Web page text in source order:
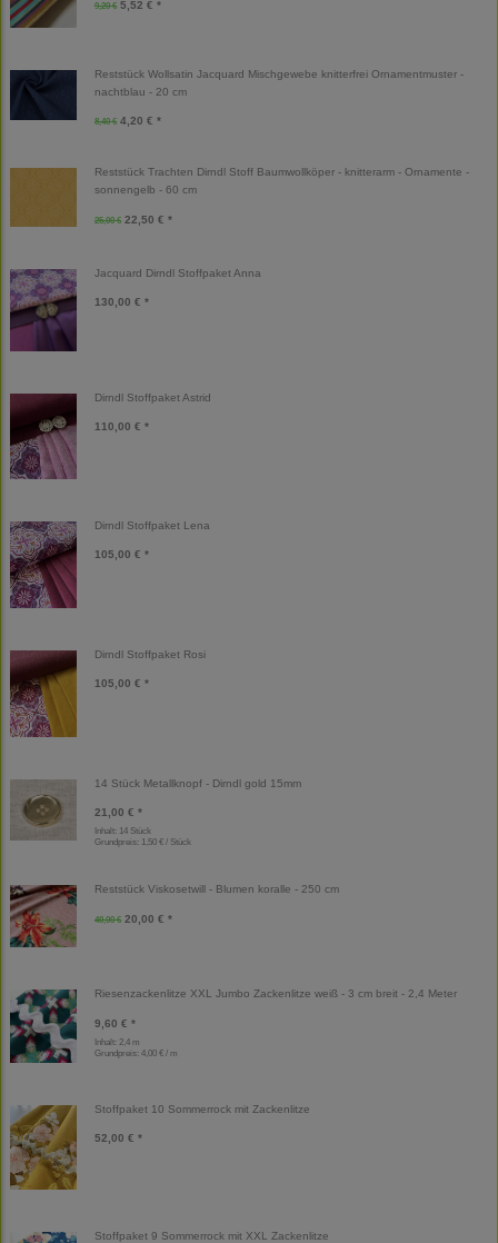
9,20 € 5,52 € *
Reststück Wollsatin Jacquard Mischgewebe knitterfrei Ornamentmuster -
nachtblau - 20 cm
8,40 € 4,20 € *
Reststück Trachten Dirndl Stoff Baumwollköper - knitterarm - Ornamente -
sonnengelb - 60 cm
25,00 € 22,50 € *
Jacquard Dirndl Stoffpaket Anna
130,00 € *
Dirndl Stoffpaket Astrid
110,00 € *
Dirndl Stoffpaket Lena
105,00 € *
Dirndl Stoffpaket Rosi
105,00 € *
14 Stück Metallknopf - Dirndl gold 15mm
21,00 € *
Inhalt: 14 Stück
Grundpreis: 1,50 € / Stück
Reststück Viskosetwill - Blumen koralle - 250 cm
40,00 € 20,00 € *
Riesenzackenlitze XXL Jumbo Zackenlitze weiß - 3 cm breit - 2,4 Meter
9,60 € *
Inhalt: 2,4 m
Grundpreis: 4,00 € / m
Stoffpaket 10 Sommerrock mit Zackenlitze
52,00 € *
Stoffpaket 9 Sommerrock mit XXL Zackenlitze